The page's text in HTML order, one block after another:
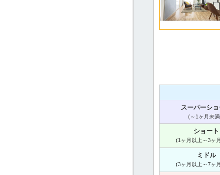
スーパーシ
(～1ヶ月未
ショート
(1ヶ月以上～3ヶ
ミドル
(3ヶ月以上～7ヶ